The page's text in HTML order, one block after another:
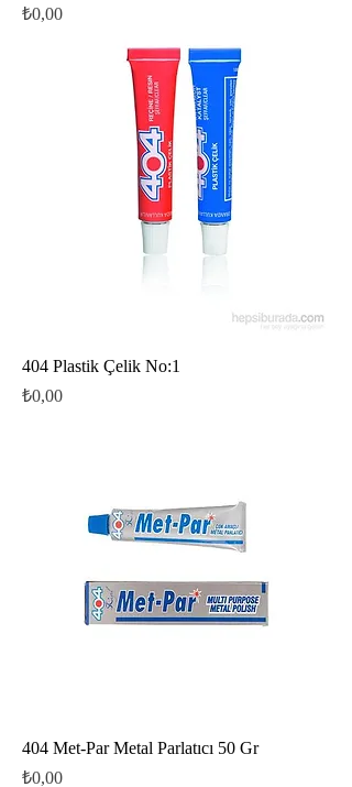
Fiyat
₺0,00
404 Plastik Çelik No:1
Fiyat
₺0,00
404 Met-Par Metal Parlatıcı 50 Gr
Fiyat
₺0,00